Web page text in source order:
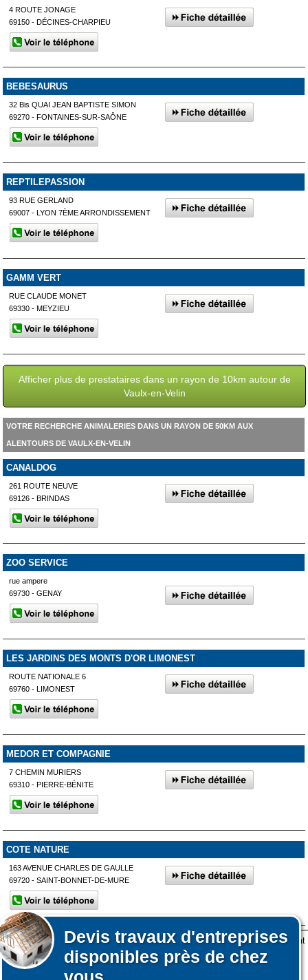
Devis travaux d'entreprises
disponibles près de chez
4 ROUTE JONAGE
69150 - DÉCINES-CHARPIEU
BEBESAURUS
32 Bis QUAI JEAN BAPTISTE SIMON
69270 - FONTAINES-SUR-SAÔNE
REPTILEPASSION
93 RUE GERLAND
69007 - LYON 7ÈME ARRONDISSEMENT
GAMM VERT
RUE CLAUDE MONET
69330 - MEYZIEU
Afficher plus de prestataires dans un rayon de 10km autour de
Vaulx-en-Velin
VOTRE RECHERCHE ANIMALERIES DANS UN RAYON DE 50KM AUX
ALENTOURS DE VAULX-EN-VELIN
CANALDOG
261 ROUTE NEUVE
69126 - BRINDAS
ZOO SERVICE
rue ampere
69730 - GENAY
LES JARDINS DES MONTS D'OR LIMONEST
ROUTE NATIONALE 6
69760 - LIMONEST
MEDOR ET COMPAGNIE
7 CHEMIN MURIERS
69310 - PIERRE-BÉNITE
COTE NATURE
163 AVENUE CHARLES DE GAULLE
69720 - SAINT-BONNET-DE-MURE
Afficher plus de prestataires dans un rayon de 50km autour de
Vaulx-en-Velin
Affiner votre recherche
Lors de votre visite sur notre site des fichiers informatiques nommés cookies sont
déposés sur votre terminal. Ces cookies sont utilisés pour la navigation, le
fonctionnement du site et les mesures d'audience pour l'éditeur.